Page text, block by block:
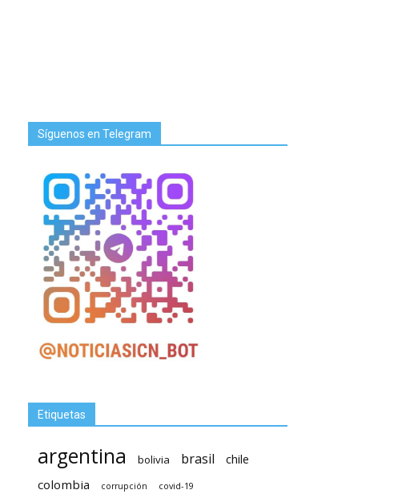
Síguenos en Telegram
Etiquetas
argentina bolivia brasil
chile
colombia
corrupción covid-19